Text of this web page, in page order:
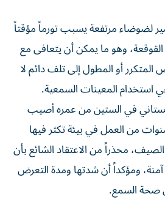
لضوضاء مرتفعة يسبب تورماً مؤقتاً
القوقعة، وهو ما يمكن أن يتعافى مع
المتكرر أو المطول إلى تلف دائم لا
استخدام المعينات السمعية.
في الستين من عمره أصيب
من العمل في بيئة تكثر فيها
محذراً من الاعتقاد الشائع بأن
ومؤكداً أن شدتها ومدة التعرض
صحة السمع.